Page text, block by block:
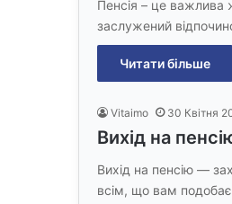
Пенсія – це важлива
заслужений
Читати більше
Vitaimo 30 Квітня
Вихід на
Вихід на пенсію —
всім, що вам